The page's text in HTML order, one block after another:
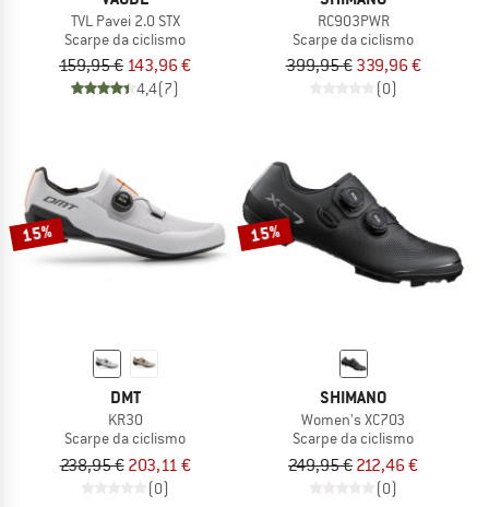
TVL Pavei 2.0 STX
Scarpe da ciclismo
159,95 € 143,96 €
4,4(7)
RC903PWR
Scarpe da ciclismo
399,95 € 339,96 €
(0)
15%
DMT
KR30
Scarpe da ciclismo
238,95 € 203,11 €
(0)
15%
SHIMANO
Women's XC703
Scarpe da ciclismo
249,95 € 212,46 €
(0)